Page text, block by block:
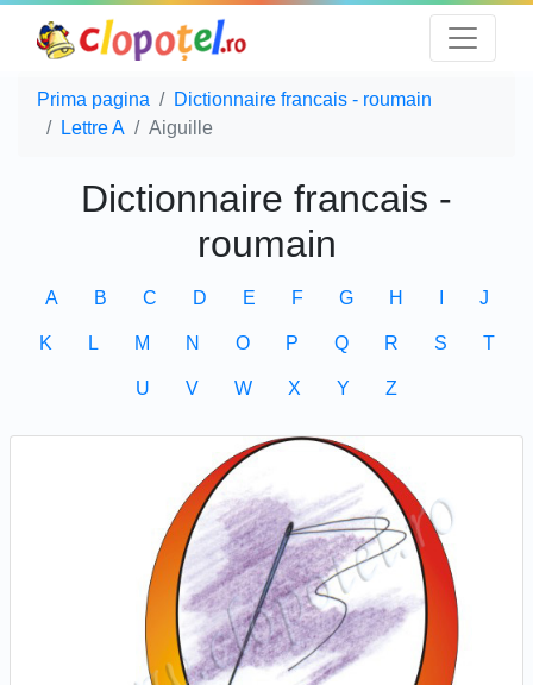
Prima pagina
Dictionnaire francais - roumain
Lettre A
Aiguille
Dictionnaire francais -
roumain
A B C D E F G H J
K L M N O P Q R S T
U V W X Y Z